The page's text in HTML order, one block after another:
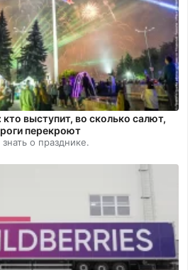
кто выступит, во сколько салют,
перекроют
о празднике.